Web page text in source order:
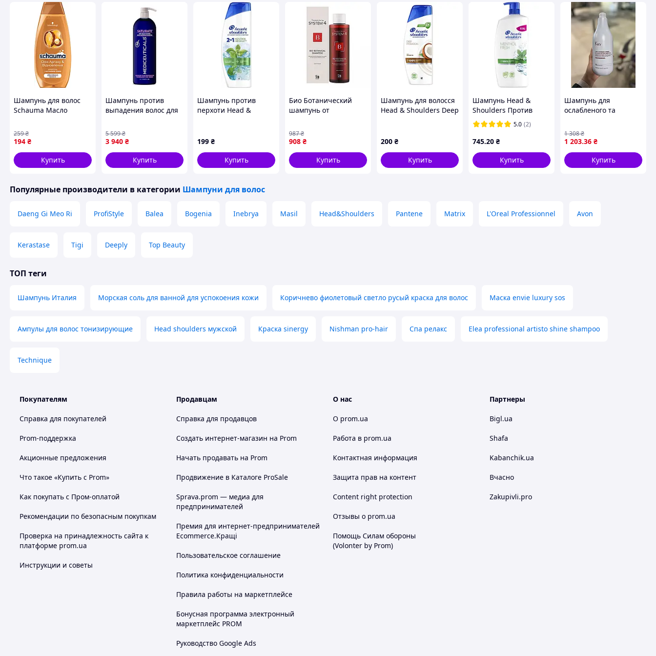
Шампунь для волос
Schauma Масло
Восстановление 400
мл (9000101653045)
194 ₴
259₴
Купить
Шампунь против
выпадения волос для
увлажняющий
Saturate Mediceuticals,
3 940 ₴
5 599₴
Купить
Шампунь против
перхоти Head &
(8700216305419)
199 ₴
Купить
Био Ботанический
шампунь от
Sensitive System 4 BB
Shampoo, 250 мл
908 ₴
987₴
Купить
Шампунь для волосся
Head & Shoulders Deep
200 ₴
Купить
Шампунь Head &
Shoulders Против
перхоти Свежесть
ментола 800 мл
8700216156196 pelican
5.0 (2)
745.20 ₴
Купить
Шампунь для
ослабленого та
волосся Kezy
Macadamia Shampoo,
1 203.36 ₴
1 308₴
Купить
Популярные производители в категории Шампуни для волос
Daeng Gi Meo Ri ProfiStyle Balea Bogenia Inebrya Masil Head&Shoulders Pantene Matrix L'Oreal Professionnel Avon
Kerastase Tigi Deeply Top Beauty
ТОП теги
Шампунь Италия Морская соль для ванной для успокоения кожи Коричнево фиолетовый светло русый краска для волос Маска envie luxury sos
Ампулы для волос тонизирующие Head shoulders мужской Краска sinergy Nishman pro-hair Спа релакс Elea professional artisto shine shampoo
Technique
Покупателям
Справка для покупателей
Prom-поддержка
Акционные предложения
Что такое «Купить с Prom»
Как покупать с Пром-оплатой
Рекомендации по безопасным покупкам
Проверка на принадлежность сайта к
платформе prom.ua
Инструкции и советы
Продавцам
Справка для продавцов
Создать интернет-магазин на Prom
Начать продавать на Prom
Продвижение в Каталоге ProSale
Sprava.prom — медиа для
предпринимателей
Премия для интернет-предпринимателей
Ecommerce.Кращі
Пользовательское соглашение
Политика конфиденциальности
Правила работы на маркетплейсе
Бонусная программа электронный
маркетплейс PROM
Руководство Google Ads
О нас
О prom.ua
Работа в prom.ua
Контактная информация
Защита прав на контент
Content right protection
Отзывы о prom.ua
Помощь Силам обороны
(Volonter by Prom)
Партнеры
Bigl.ua
Shafa
Kabanchik.ua
Вчасно
Zakupivli.pro